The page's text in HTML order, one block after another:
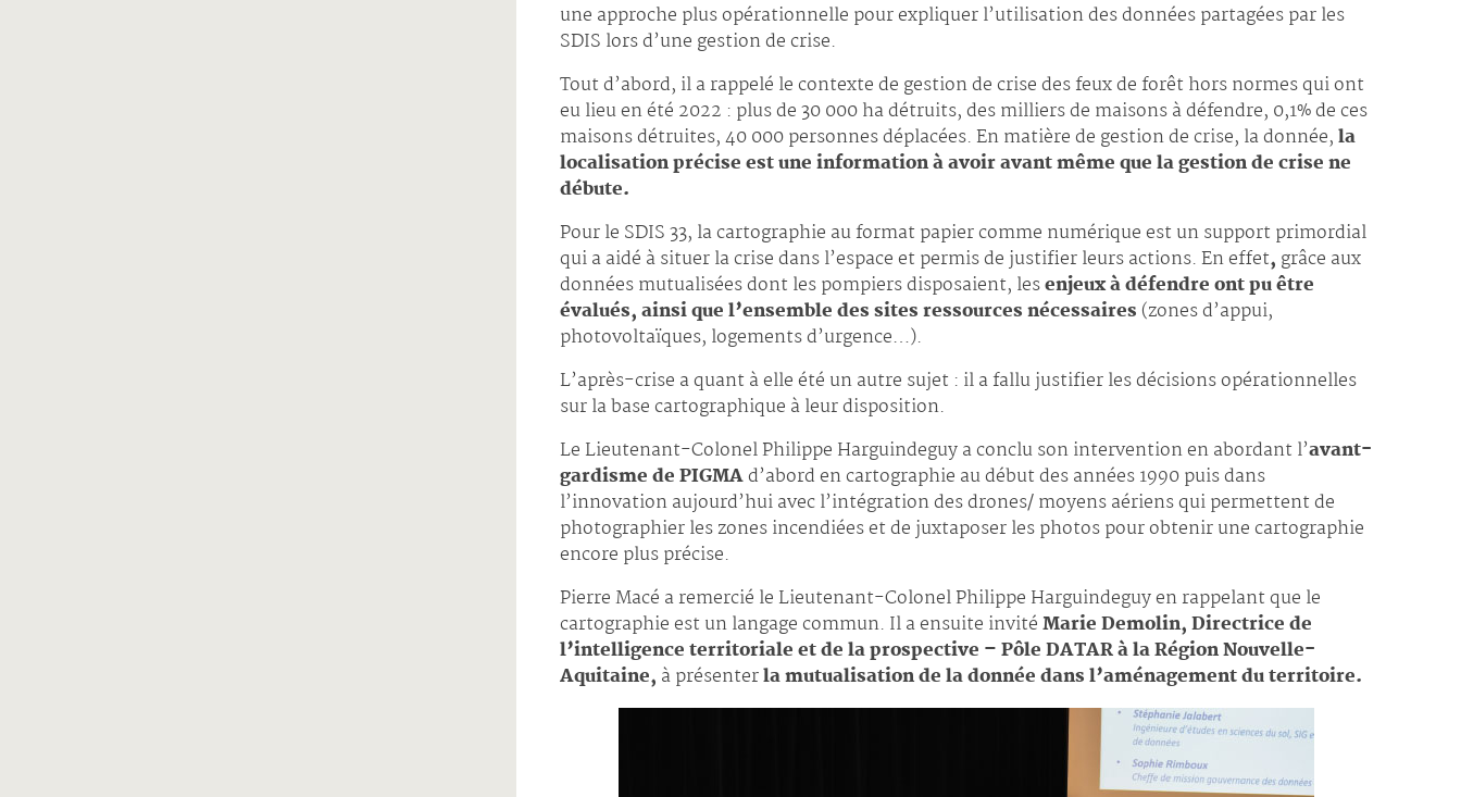
une approche plus opérationnelle pour expliquer l’utilisation des données partagées par les
SDIS lors d’une gestion de crise.
Tout d’abord, il a rappelé le contexte de gestion de crise des feux de forêt hors normes qui ont
eu lieu en été 2022 : plus de 30 000 ha détruits, des milliers de maisons à défendre, 0,1% de ces
maisons détruites, 40 000 personnes déplacées. En matière de gestion de crise, la donnée,la
localisation précise est une information à avoir avant même que la gestion de crise ne
débute.
Pour le SDIS 33, la cartographie au format papier comme numérique est un support primordial
qui a aidé à situer la crise dans l’espace et permis de justifier leurs actions. En effet, grâce aux
données mutualisées dont les pompiers disposaient, lesenjeux à défendre ont pu être
évalués, ainsi que l’ensemble des sites ressources nécessaires(zones d’appui,
photovoltaïques, logements d’urgence…).
L’après-crise a quant à elle été un autre sujet : il a fallu justifier les décisions opérationnelles
sur la base cartographique à leur disposition.
Le Lieutenant-Colonel Philippe Harguindeguy a conclu son intervention en abordant l’avant-
gardisme de PIGMAd’abord en cartographie au début des années 1990 puis dans
l’innovation aujourd’hui avec l’intégration des drones/ moyens aériens qui permettent de
photographier les zones incendiées et de juxtaposer les photos pour obtenir une cartographie
encore plus précise.
Pierre Macé a remercié le Lieutenant-Colonel Philippe Harguindeguy en rappelant que le
cartographie est un langage commun. Il a ensuite invitéMarie Demolin, Directrice de
l’intelligence territoriale et de la prospective – Pôle DATAR à la Région Nouvelle-
Aquitaine, à présenterla mutualisation de la donnée dans l’aménagement du territoire.